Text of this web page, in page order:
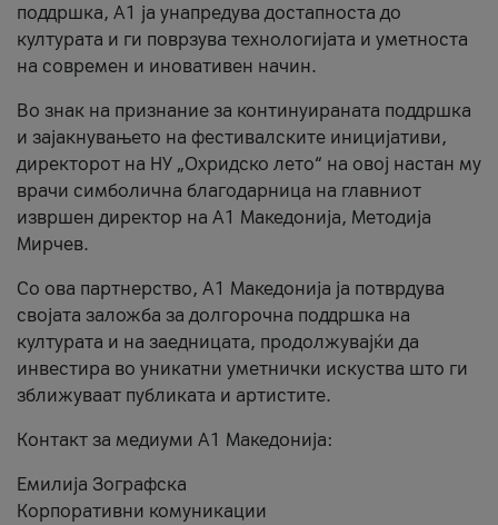
поддршка, A1 ја унапредува достапноста до
културата и ги поврзува технологијата и уметноста
на современ и иновативен начин.
Во знак на признание за континуираната поддршка
и зајакнувањето на фестивалските иницијативи,
директорот на НУ „Охридско лето“ на овој настан му
врачи симболична благодарница на главниот
извршен директор на A1 Македонија, Методија
Мирчев.
Со ова партнерство, A1 Македонија ја потврдува
својата заложба за долгорочна поддршка на
културата и на заедницата, продолжувајќи да
инвестира во уникатни уметнички искуства што ги
зближуваат публиката и артистите.
Контакт за медиуми А1 Македонија:
Емилија Зографска
Корпоративни комуникации